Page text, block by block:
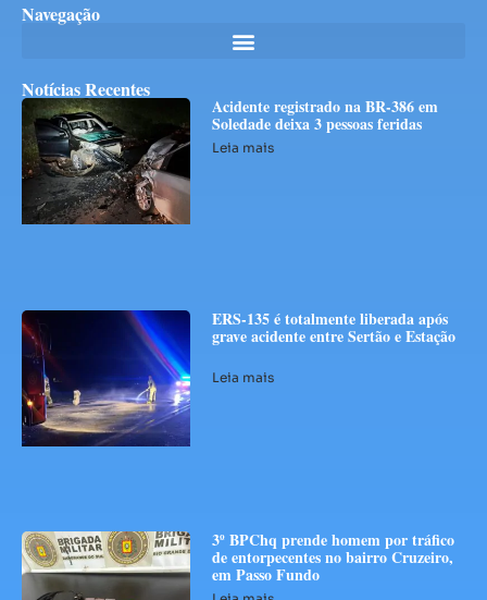
Navegação
Notícias Recentes
Acidente registrado na BR-386 em
Soledade deixa 3 pessoas feridas
Leia mais
ERS-135 é totalmente liberada após
grave acidente entre Sertão e Estação
Leia mais
3º BPChq prende homem por tráfico
de entorpecentes no bairro Cruzeiro,
em Passo Fundo